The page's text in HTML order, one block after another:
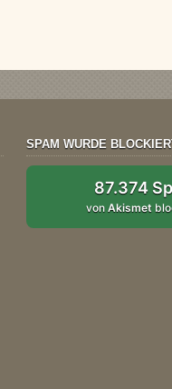
SPAM WURDE
87.374
vonAkismet